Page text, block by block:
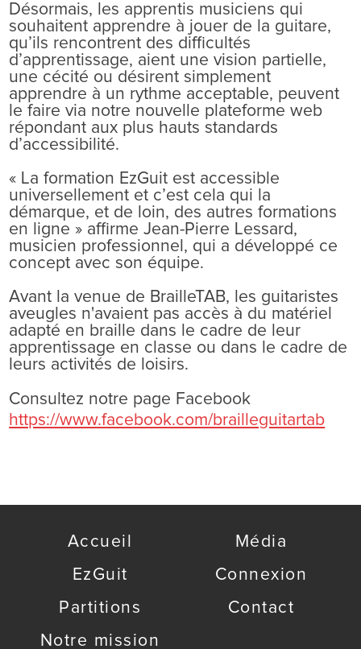
Désormais, les apprentis musiciens qui
souhaitent apprendre à jouer de la guitare,
qu’ils rencontrent des difficultés
d’apprentissage, aient une vision partielle,
une cécité ou désirent simplement
apprendre à un rythme acceptable, peuvent
le faire via notre nouvelle plateforme web
répondant aux plus hauts standards
d’accessibilité.
« La formation EzGuit est accessible
universellement et c’est cela qui la
démarque, et de loin, des autres formations
en ligne » affirme Jean-Pierre Lessard,
musicien professionnel, qui a développé ce
concept avec son équipe.
Avant la venue de BrailleTAB, les guitaristes
aveugles n'avaient pas accès à du matériel
adapté en braille dans le cadre de leur
apprentissage en classe ou dans le cadre de
leurs activités de loisirs.
Consultez notre page Facebook
https://www.facebook.com/brailleguitartab
Accueil
EzGuit
Partitions
Notre mission
Média
Connexion
Contact